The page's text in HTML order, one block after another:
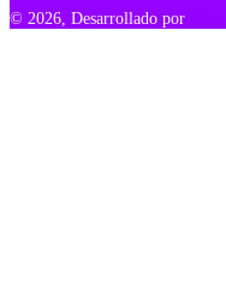
© 2026, Desarrollado por